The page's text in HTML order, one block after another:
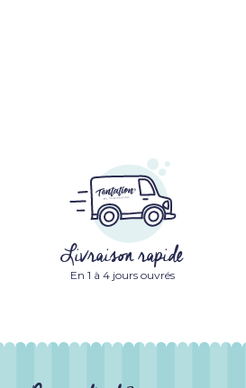
Livraison rapide
En 1 à 4 jours ouvrés